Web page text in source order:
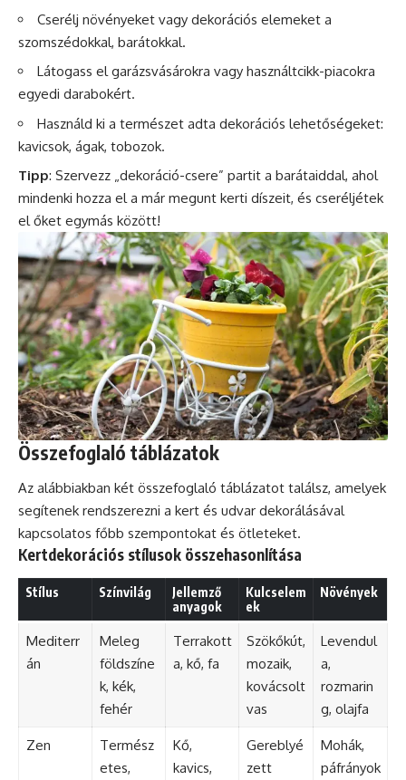
Cserélj növényeket vagy dekorációs elemeket a
szomszédokkal, barátokkal.
Látogass el garázsvásárokra vagy használtcikk-piacokra
egyedi darabokért.
Használd ki a természet adta dekorációs lehetőségeket:
kavicsok, ágak, tobozok.
Tipp: Szervezz „dekoráció-csere” partit a barátaiddal, ahol
mindenki hozza el a már megunt kerti díszeit, és cseréljétek
el őket egymás között!
Összefoglaló táblázatok
Az alábbiakban két összefoglaló táblázatot találsz, amelyek
segítenek rendszerezni a kert és udvar dekorálásával
kapcsolatos főbb szempontokat és ötleteket.
Kertdekorációs stílusok összehasonlítása
Stílus Színvilág
Jellemző
anyagok
Kulcselem
ek
Növények
Mediterr
án
Meleg
földszíne
k, kék,
fehér
Terrakott
a, kő, fa
Szökőkút,
mozaik,
kovácsolt
vas
Levendul
a,
rozmarin
g, olajfa
Zen
Termész
etes,
Kő,
kavics,
Gereblyé
zett
Mohák,
páfrányok